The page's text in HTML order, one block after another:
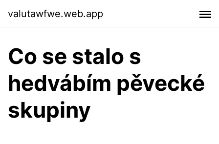
valutawfwe.web.app
Co se stalo s
hedvábím pěvecké
skupiny